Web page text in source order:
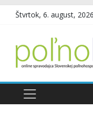
Štvrtok, 6. august, 2026